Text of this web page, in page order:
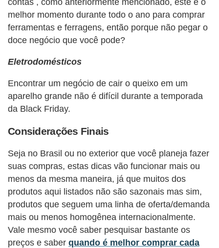
contas , como anteriormente mencionado, este é o
melhor momento durante todo o ano para comprar
ferramentas e ferragens, então porque não pegar o
doce negócio que você pode?
Eletrodomésticos
Encontrar um negócio de cair o queixo em um
aparelho grande não é difícil durante a temporada
da Black Friday.
Considerações Finais
Seja no Brasil ou no exterior que você planeja fazer
suas compras, estas dicas vão funcionar mais ou
menos da mesma maneira, já que muitos dos
produtos aqui listados não são sazonais mas sim,
produtos que seguem uma linha de oferta/demanda
mais ou menos homogênea internacionalmente.
Vale mesmo você saber pesquisar bastante os
preços e saber quando é melhor comprar cada